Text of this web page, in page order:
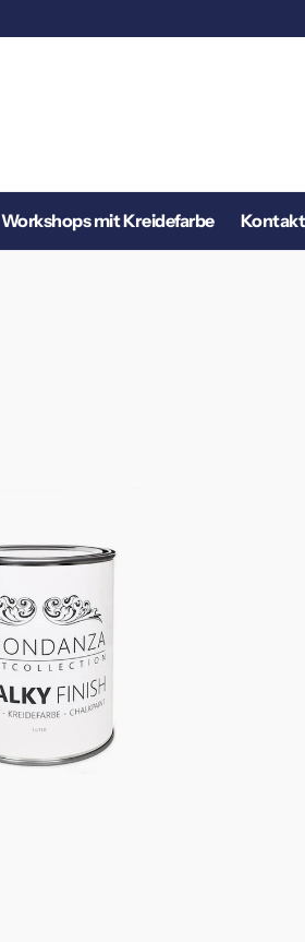
Workshops mit Kreidefarbe Kontakt